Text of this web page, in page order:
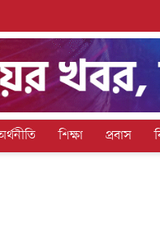
শিক্ষা প্রবাস